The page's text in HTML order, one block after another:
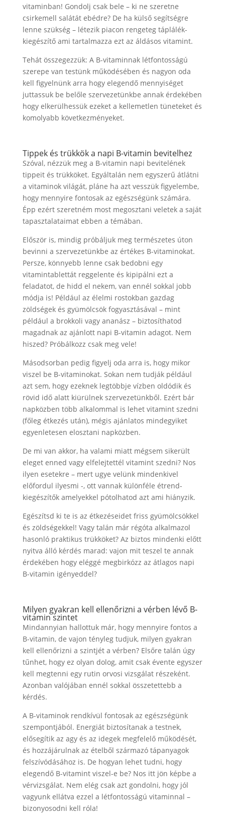
vitaminban! Gondolj csak bele – ki ne szeretne
csirkemell salátát ebédre? De ha külső segítségre
lenne szükség – létezik piacon rengeteg táplálék-
kiegészítő ami tartalmazza ezt az áldásos vitamint.
Tehát összegezzük: A B-vitaminnak létfontosságú
szerepe van testünk működésében és nagyon oda
kell figyelnünk arra hogy elegendő mennyiséget
juttassuk be belőle szervezetünkbe annak érdekében
hogy elkerülhessük ezeket a kellemetlen tüneteket és
komolyabb következményeket.
Tippek és trükkök a napi B-vitamin bevitelhez
Szóval, nézzük meg a B-vitamin napi bevitelének
tippeit és trükköket. Egyáltalán nem egyszerű átlátni
a vitaminok világát, pláne ha azt vesszük figyelembe,
hogy mennyire fontosak az egészségünk számára.
Épp ezért szeretném most megosztani veletek a saját
tapasztalataimat ebben a témában.
Először is, mindig próbáljuk meg természetes úton
bevinni a szervezetünkbe az értékes B-vitaminokat.
Persze, könnyebb lenne csak bedobni egy
vitamintablettát reggelente és kipipálni ezt a
feladatot, de hidd el nekem, van ennél sokkal jobb
módja is! Például az élelmi rostokban gazdag
zöldségek és gyümölcsök fogyasztásával – mint
például a brokkoli vagy ananász – biztosíthatod
magadnak az ajánlott napi B-vitamin adagot. Nem
hiszed? Próbálkozz csak meg vele!
Másodsorban pedig figyelj oda arra is, hogy mikor
viszel be B-vitaminokat. Sokan nem tudják például
azt sem, hogy ezeknek legtöbbje vízben oldódik és
rövid idő alatt kiürülnek szervezetünkből. Ezért bár
napközben több alkalommal is lehet vitamint szedni
(főleg étkezés után), mégis ajánlatos mindegyiket
egyenletesen elosztani napközben.
De mi van akkor, ha valami miatt mégsem sikerült
eleget enned vagy elfelejtettél vitamint szedni? Nos
ilyen esetekre – mert ugye velünk mindenkivel
előfordul ilyesmi -, ott vannak különféle étrend-
kiegészítők amelyekkel pótolhatod azt ami hiányzik.
Egészítsd ki te is az étkezéseidet friss gyümölcsökkel
és zöldségekkel! Vagy talán már régóta alkalmazol
hasonló praktikus trükköket? Az biztos mindenki előtt
nyitva álló kérdés marad: vajon mit teszel te annak
érdekében hogy eléggé megbirkózz az átlagos napi
B-vitamin igényeddel?
Milyen gyakran kell ellenőrizni a vérben lévő B-
vitamin szintet
Mindannyian hallottuk már, hogy mennyire fontos a
B-vitamin, de vajon tényleg tudjuk, milyen gyakran
kell ellenőrizni a szintjét a vérben? Elsőre talán úgy
tűnhet, hogy ez olyan dolog, amit csak évente egyszer
kell megtenni egy rutin orvosi vizsgálat részeként.
Azonban valójában ennél sokkal összetettebb a
kérdés.
A B-vitaminok rendkívül fontosak az egészségünk
szempontjából. Energiát biztosítanak a testnek,
elősegítik az agy és az idegek megfelelő működését,
és hozzájárulnak az ételből származó tápanyagok
felszívódásához is. De hogyan lehet tudni, hogy
elegendő B-vitamint viszel-e be? Nos itt jön képbe a
vérvizsgálat. Nem elég csak azt gondolni, hogy jól
vagyunk ellátva ezzel a létfontosságú vitaminnal –
bizonyosodni kell róla!